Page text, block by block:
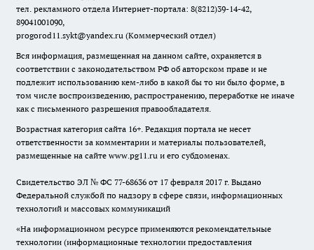
тел. рекламного отдела Интернет-портала: 8(8212)39-14-42,
89041001090,
progorod11.sykt@yandex.ru (Коммерческий отдел)
Вся информация, размещенная на данном сайте, охраняется в
соответствии с законодательством РФ об авторском праве и не
подлежит использованию кем-либо в какой бы то ни было форме, в
том числе воспроизведению, распространению, переработке не иначе
как с письменного разрешения правообладателя.
Возрастная категория сайта 16+. Редакция портала не несет
ответственности за комментарии и материалы пользователей,
размещенные на сайте www.pg11.ru и его субдоменах.
Свидетельство ЭЛ № ФС 77-68636 от 17 февраля 2017 г. Выдано
Федеральной службой по надзору в сфере связи, информационных
технологий и массовых коммуникаций
«На информационном ресурсе применяются рекомендательные
технологии (информационные технологии предоставления